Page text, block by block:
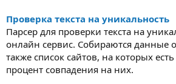
Проверка текста на уникальность
Парсер для проверки текста на
онлайн сервис. Собираются данные
также список сайтов, на которых
процент совпадения на них.